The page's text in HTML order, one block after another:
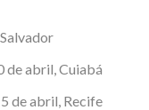
de abril, Cuiabá
de abril, Recife